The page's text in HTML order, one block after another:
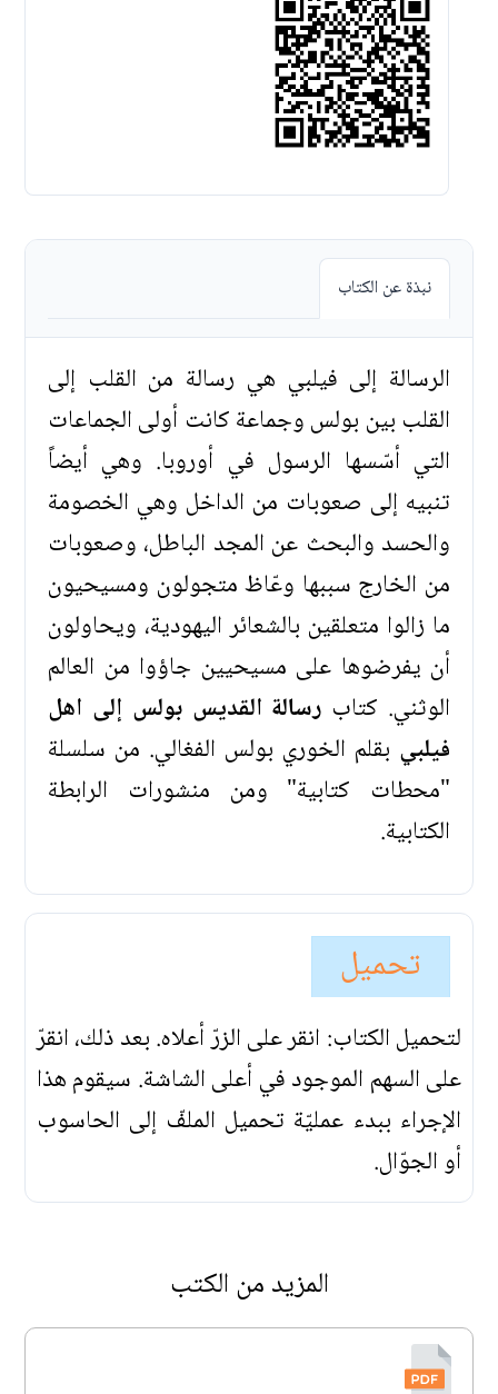
نبذة عن الكتاب
الرسالة إلى فيلبي هي رسالة من القلب إلى
القلب بين بولس وجماعة كانت أولى الجماعات
التي أسّسها الرسول في أوروبا. وهي أيضاً
تنبيه إلى صعوبات من الداخل وهي الخصومة
والحسد والبحث عن المجد الباطل، وصعوبات
من الخارج سببها وعّاظ متجولون ومسيحيون
ما زالوا متعلقين بالشعائر اليهودية، ويحاولون
أن يفرضوها على مسيحيين جاؤوا من العالم
الوثني. كتاب رسالة القديس بولس إلى اهل
فيلبي بقلم الخوري بولس الفغالي. من سلسلة
"محطات كتابية" ومن منشورات الرابطة
الكتابية.
تحميل
لتحميل الكتاب: انقر على الزرّ أعلاه. بعد ذلك، انقرّ
على السهم الموجود في أعلى الشاشة. سيقوم هذا
الإجراء ببدء عمليّة تحميل الملفّ إلى الحاسوب
أو الجوّال.
المزيد من الكتب